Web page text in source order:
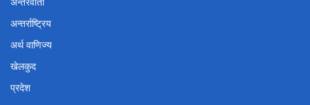
अन्तर्राष्ट्रिय
अर्थ वाणिज्य
खेलकुद
प्रदेश